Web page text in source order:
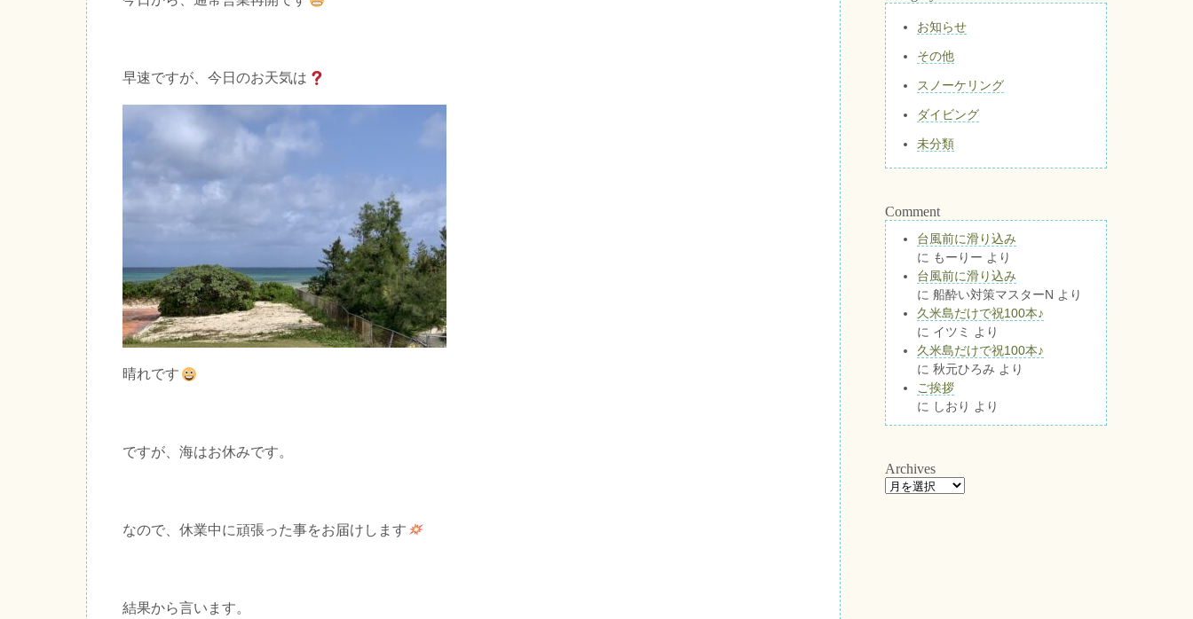
早速ですが、今日のお天気は
晴れです
ですが、海はお休みです。
なので、休業中に頑張った事をお届けします
結果から言います。
お知らせ
その他
スノーケリング
ダイビング
未分類
Comment
台風前に滑り込み
に もーりー より
台風前に滑り込み
に 船酔い対策マスターN より
久米島だけで祝100本♪
に イツミ
より
久米島だけで祝100本♪
に 秋元ひろみ より
ご挨拶
に しおり より
Archives